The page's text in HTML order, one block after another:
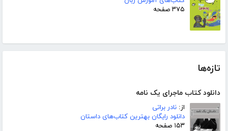
۳۷۵ صفحه
تازه‌ها
دانلود کتاب ماجرای یک نامه
از: نادر براتی
دانلود رایگان بهترین کتاب‌های داستان
۱۵۳ صفحه